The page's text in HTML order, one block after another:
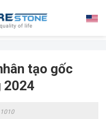
tạo gốc
2024
1010